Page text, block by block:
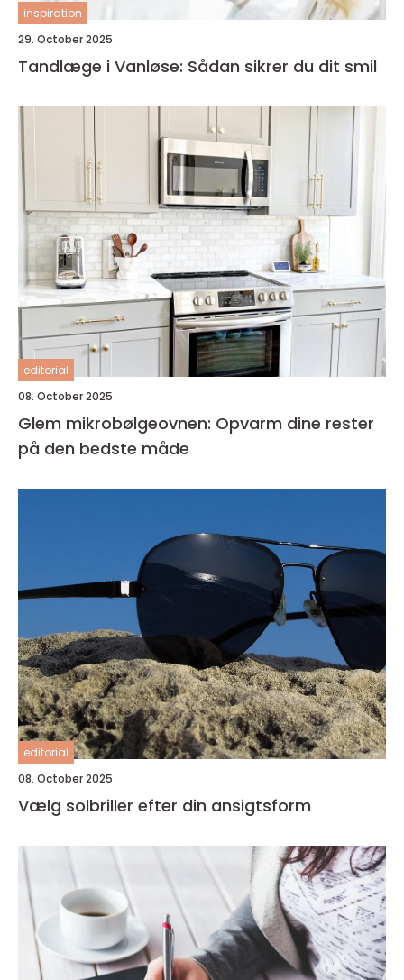
inspiration
29. October 2025
Tandlæge i Vanløse: Sådan sikrer du dit smil
editorial
08. October 2025
Glem mikrobølgeovnen: Opvarm dine rester
på den bedste måde
editorial
08. October 2025
Vælg solbriller efter din ansigtsform